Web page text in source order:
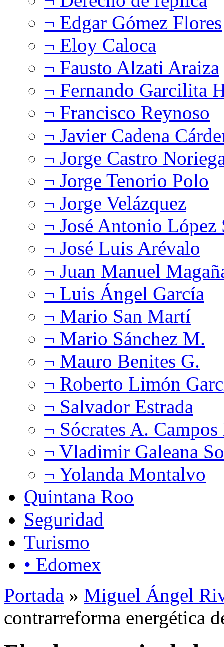
¬ Edgar Gómez Flores
¬ Eloy Caloca
¬ Fausto Alzati Araiza
¬ Fernando Garcilita
¬ Francisco Reynoso
¬ Javier Cadena
¬ Jorge Castro
¬ Jorge Tenorio Polo
¬ Jorge Velázquez
¬ José Antonio López
¬ José Luis Arévalo
¬ Juan Manuel
¬ Luis Ángel García
¬ Mario San Martí
¬ Mario Sánchez M.
¬ Mauro Benites G.
¬ Roberto Limón
¬ Salvador Estrada
¬ Sócrates A.
¬ Vladimir Galeana
¬ Yolanda Montalvo
Quintana Roo
Seguridad
Turismo
• Edomex
Portada » Miguel Ángel
contrarreforma energética